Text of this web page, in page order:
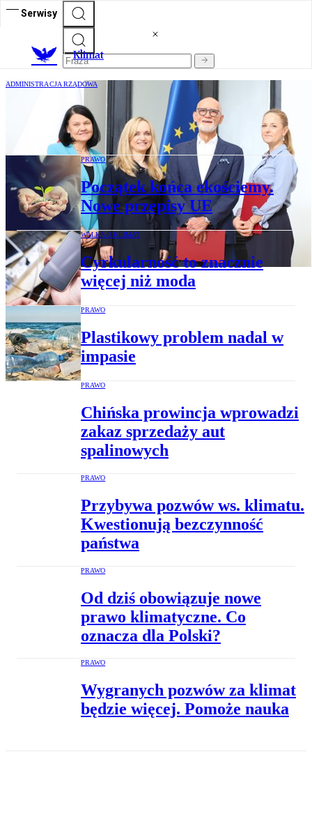
Serwisy
Klimat
ADMINISTRACJA RZĄDOWA
Są nowi wiceministrowie w resorcie
zdrowia
PRAWO
Początek końca ekościemy.
Nowe przepisy UE
WALKA O KLIMAT
Cyrkularność to znacznie
więcej niż moda
PRAWO
Plastikowy problem nadal w
impasie
PRAWO
Chińska prowincja wprowadzi
zakaz sprzedaży aut
spalinowych
PRAWO
Przybywa pozwów ws. klimatu.
Kwestionują bezczynność
państwa
PRAWO
Od dziś obowiązuje nowe
prawo klimatyczne. Co
oznacza dla Polski?
PRAWO
Wygranych pozwów za klimat
będzie więcej. Pomoże nauka